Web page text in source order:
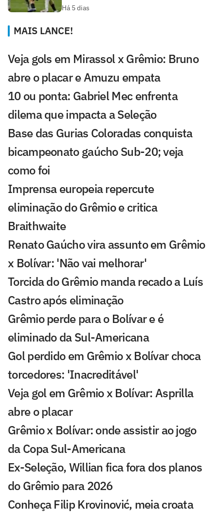
Há 5 dias
MAIS LANCE!
Veja gols em Mirassol x Grêmio: Bruno
abre o placar e Amuzu empata
10 ou ponta: Gabriel Mec enfrenta
dilema que impacta a Seleção
Base das Gurias Coloradas conquista
bicampeonato gaúcho Sub-20; veja
como foi
Imprensa europeia repercute
eliminação do Grêmio e critica
Braithwaite
Renato Gaúcho vira assunto em Grêmio
x Bolívar: 'Não vai melhorar'
Torcida do Grêmio manda recado a Luís
Castro após eliminação
Grêmio perde para o Bolívar e é
eliminado da Sul-Americana
Gol perdido em Grêmio x Bolívar choca
torcedores: 'Inacreditável'
Veja gol em Grêmio x Bolívar: Asprilla
abre o placar
Grêmio x Bolívar: onde assistir ao jogo
da Copa Sul-Americana
Ex-Seleção, Willian fica fora dos planos
do Grêmio para 2026
Conheça Filip Krovinović, meia croata